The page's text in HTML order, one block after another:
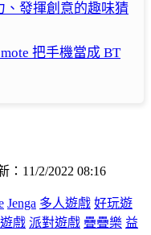
、發揮創意的趣味猜
把手機當成 BT
：11/2/2022 08:16
Jenga 多人遊戲 好玩遊
戲 派對遊戲 疊疊樂 益